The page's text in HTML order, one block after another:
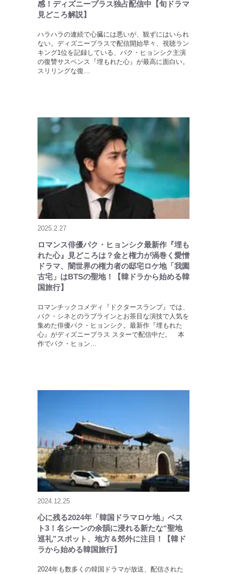
感！ディズニープラス独占配信中【旬ドラマ
見どころ解説】
ハラハラの連続で心臓には悪いが、観ずにはいられ
ない。ディズニープラスで配信開始早々、視聴ラン
キング1位を記録している、パク・ヒョンシク主演
の復讐サスペンス『埋もれた心』が最高に面白い。
スリリングな復…
2025.2.27
ロマンス俳優パク・ヒョンシク最新作『埋も
れた心』見どころは？金と権力が渦巻く愛憎
ドラマ、闇世界の権力者の邸宅ロケ地「我園
古宅」はBTSの聖地！【韓ドラから始める韓
国旅行】
ロマンチックコメディ『ドクタースランプ』では、
パク・シネとのラブラインとお茶目な演技で人気を
集めた俳優パク・ヒョンシク。最新作『埋もれた
心』がディズニープラス スターで配信中だ。 本
作でパク・ヒョン…
2024.12.25
心に残る2024年「韓国ドラマロケ地」ベス
ト3！名シーンの余韻に浸れる新たな“聖地
巡礼”スポット、地方＆郊外に注目！【韓ド
ラから始める韓国旅行】
2024年も数多くの韓国ドラマが放送、配信された